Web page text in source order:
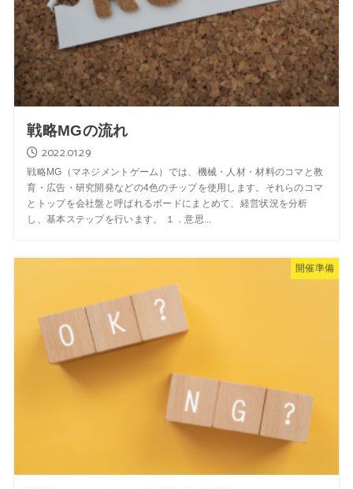
戦略MGの流れ
2022.01.29
戦略MG（マネジメントゲーム）では、機械・人材・材料のコマと教
育・広告・研究開発などの4色のチップを使用します。それらのコマ
とトップを会社盤と呼ばれるボードにまとめて、経営状況を分析
し、基本ステップを行います。 １．意思...
開催準備